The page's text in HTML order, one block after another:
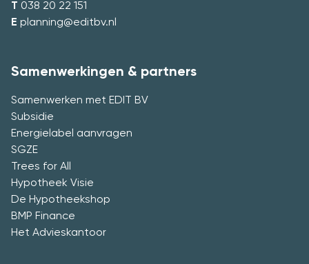
T 038 20 22 151
E planning@editbv.nl
Samenwerkingen & partners
Samenwerken met EDIT BV
Subsidie
Energielabel aanvragen
SGZE
Trees for All
Hypotheek Visie
De Hypotheekshop
BMP Finance
Het Advieskantoor